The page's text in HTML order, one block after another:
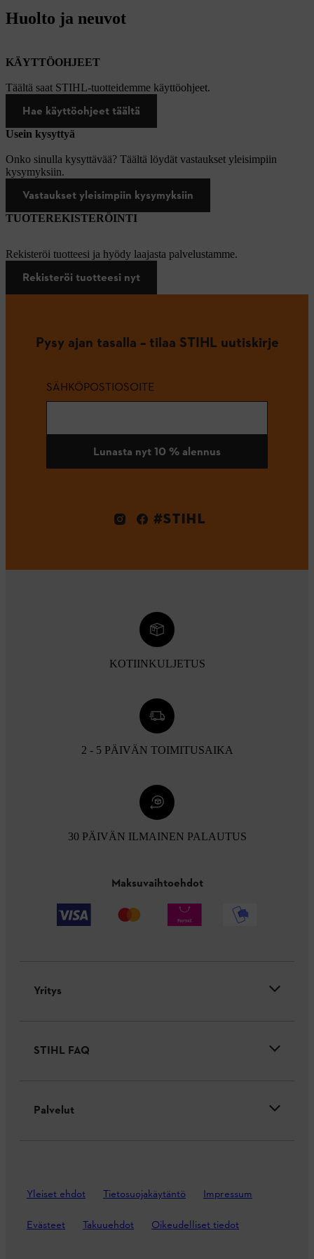
Huolto ja neuvot
KÄYTTÖOHJEET
Täältä saat STIHL-tuotteidemme käyttöohjeet.
Hae käyttöohjeet täältä
Usein kysyttyä
Onko sinulla kysyttävää? Täältä löydät vastaukset yleisimpiin
kysymyksiin.
Vastaukset yleisimpiin kysymyksiin
TUOTEREKISTERÖINTI
Rekisteröi tuotteesi ja hyödy laajasta palvelustamme.
Rekisteröi tuotteesi nyt
Pysy ajan tasalla – tilaa STIHL uutiskirje
SÄHKÖPOSTIOSOITE
Lunasta nyt 10 % alennus
#STIHL
KOTIINKULJETUS
2 - 5 PÄIVÄN TOIMITUSAIKA
30 PÄIVÄN ILMAINEN PALAUTUS
Maksuvaihtoehdot
Yritys
STIHL FAQ
Palvelut
Yleiset ehdot Tietosuojakäytäntö Impressum
Evästeet Takuuehdot Oikeudelliset tiedot